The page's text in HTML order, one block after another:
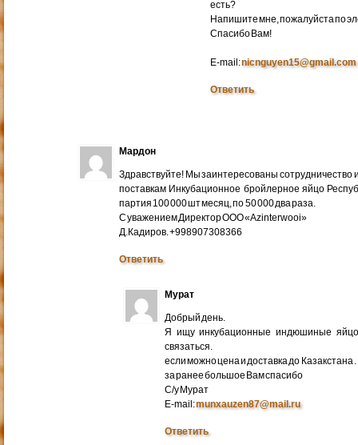
есть?
Напишите мне, пожалуйста по
Cпасибо Вам!
E-mail:nicnguyen15@gmail.com
Ответить
Мардон
Здравствуйте! Мы заинтересованы сотрудничество
поставкам Инкубационное бройлерное яйцо
партия 100 000 шт месяц, по 50 000 два раза.
С уважением Директор ООО «Azinterwooi»
Д.Кадиров. +998907308366
Ответить
Мурат
Добрый день.
Я ищу инкубационные индюшиные
связаться.
если можно цена и доставка до Казакстана .
за ранее большое Вам спасибо
С/у Мурат
E-mail:munxauzen87@mail.ru
Ответить